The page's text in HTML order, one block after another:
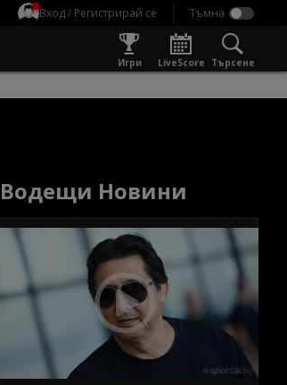
Вход / Регистрирай се
Игри LiveScore Търсене
Водещи Новини